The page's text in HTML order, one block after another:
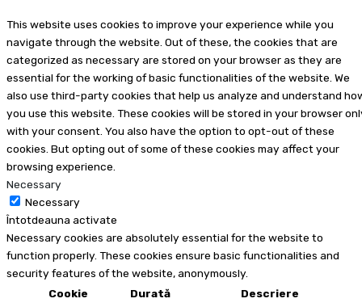
This website uses cookies to improve your experience while you
navigate through the website. Out of these, the cookies that are
categorized as necessary are stored on your browser as they are
essential for the working of basic functionalities of the website. We
also use third-party cookies that help us analyze and understand
you use this website. These cookies will be stored in your browser
with your consent. You also have the option to opt-out of these
cookies. But opting out of some of these cookies may affect your
browsing experience.
Necessary
Necessary
Întotdeauna activate
Necessary cookies are absolutely essential for the website to
function properly. These cookies ensure basic functionalities and
security features of the website, anonymously.
Cookie
Durată Descriere